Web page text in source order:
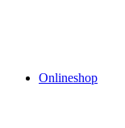
Onlineshop